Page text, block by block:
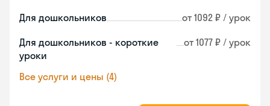
Для дошкольников от 1092 ₽ / урок
Для дошкольников - короткие
уроки
от 1077 ₽ / урок
Все услуги и цены (4)